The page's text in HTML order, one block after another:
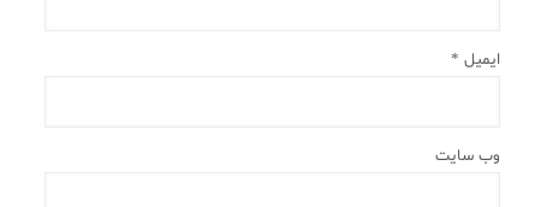
ایمیل *
وب‌ سایت